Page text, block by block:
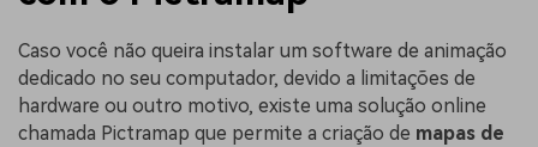
Caso você não queira instalar um software de animação
dedicado no seu computador, devido a limitações de
hardware ou outro motivo, existe uma solução online
chamada Pictramap que permite a criação de mapas de